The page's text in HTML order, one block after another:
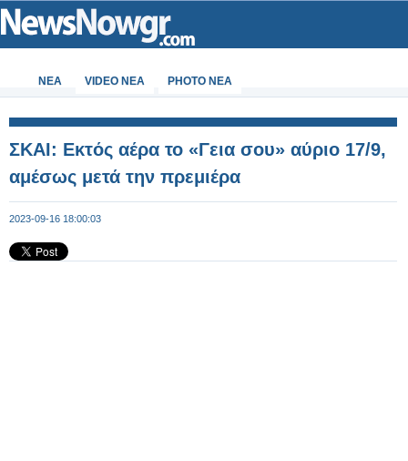
ΝΕΑ VIDEO NEA PHOTO NEA
ΣΚΑΙ: Εκτός αέρα το «Γεια σου» αύριο 17/9,
αμέσως μετά την πρεμιέρα
2023-09-16 18:00:03